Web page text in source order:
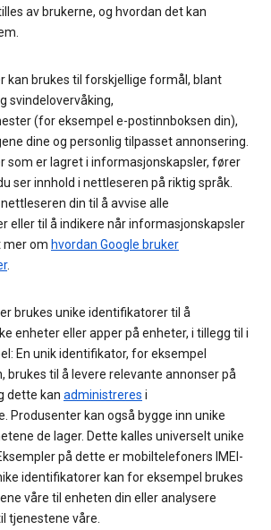
av brukerne, og hvordan det kan
kan brukes til forskjellige formål, blant
svindelovervåking,
(for eksempel e-postinnboksen din),
dine og personlig tilpasset annonsering.
som er lagret i informasjonskapsler, fører
ser innhold i nettleseren på riktig språk.
din til å avvise alle
eller til å indikere når informasjonskapsler
mer om hvordan Google bruker
.
brukes unike identifikatorer til å
enheter eller apper på enheter, i tillegg til i
En unik identifikator, for eksempel
brukes til å levere relevante annonser på
dette kan administreres i
Produsenter kan også bygge inn unike
de lager. Dette kalles universelt unike
på dette er mobiltelefoners IMEI-
identifikatorer kan for eksempel brukes
våre til enheten din eller analysere
tjenestene våre.